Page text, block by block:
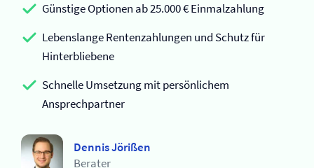
Günstige Optionen ab 25.000 € Einmalzahlung
Lebenslange Rentenzahlungen und Schutz für
Hinterbliebene
Schnelle Umsetzung mit persönlichem
Ansprechpartner
Dennis Jörißen
Berater